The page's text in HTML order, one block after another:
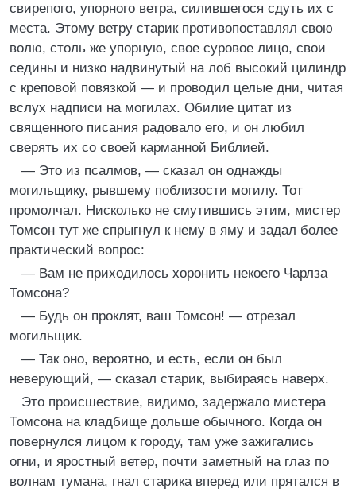
свирепого, упорного ветра, силившегося сдуть их с
места. Этому ветру старик противопоставлял свою
волю, столь же упорную, свое суровое лицо, свои
седины и низко надвинутый на лоб высокий цилиндр
с креповой повязкой — и проводил целые дни, читая
вслух надписи на могилах. Обилие цитат из
священного писания радовало его, и он любил
сверять их со своей карманной Библией.
— Это из псалмов, — сказал он однажды
могильщику, рывшему поблизости могилу. Тот
промолчал. Нисколько не смутившись этим, мистер
Томсон тут же спрыгнул к нему в яму и задал более
практический вопрос:
— Вам не приходилось хоронить некоего Чарлза
Томсона?
— Будь он проклят, ваш Томсон! — отрезал
могильщик.
— Так оно, вероятно, и есть, если он был
неверующий, — сказал старик, выбираясь наверх.
Это происшествие, видимо, задержало мистера
Томсона на кладбище дольше обычного. Когда он
повернулся лицом к городу, там уже зажигались
огни, и яростный ветер, почти заметный на глаз по
волнам тумана, гнал старика вперед или прятался в